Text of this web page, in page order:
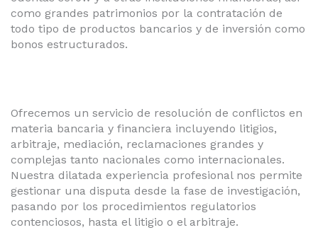
como grandes patrimonios por la contratación de
todo tipo de productos bancarios y de inversión como
bonos estructurados.
Ofrecemos un servicio de resolución de conflictos en
materia bancaria y financiera incluyendo litigios,
arbitraje, mediación, reclamaciones grandes y
complejas tanto nacionales como internacionales.
Nuestra dilatada experiencia profesional nos permite
gestionar una disputa desde la fase de investigación,
pasando por los procedimientos regulatorios
contenciosos, hasta el litigio o el arbitraje.